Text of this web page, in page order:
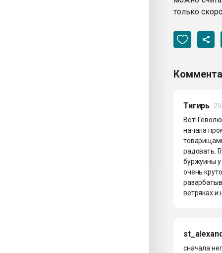
только
Тигирь
Вот!
начала
радовать.
буржуины у
очень
ветряках и
сначала